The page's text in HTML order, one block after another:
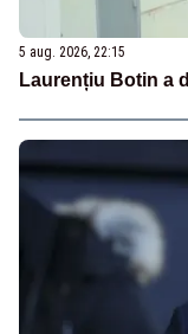
5 aug. 2026, 22:15
Laurențiu Botin a